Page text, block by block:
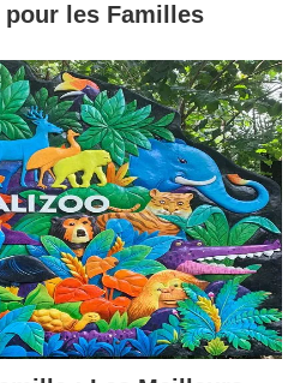
pour les Familles